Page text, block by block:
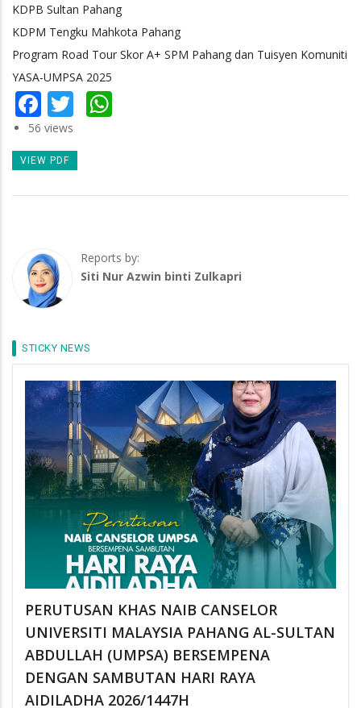
KDPB Sultan Pahang
KDPM Tengku Mahkota Pahang
Program Road Tour Skor A+ SPM Pahang dan Tuisyen Komuniti
YASA-UMPSA 2025
Facebook
Twitter
56 views
VIEW PDF
Reports by:
Siti Nur Azwin binti Zulkapri
STICKY NEWS
PERUTUSAN KHAS NAIB CANSELOR
UNIVERSITI MALAYSIA PAHANG AL-SULTAN
ABDULLAH (UMPSA) BERSEMPENA
DENGAN SAMBUTAN HARI RAYA
AIDILADHA 2026/1447H